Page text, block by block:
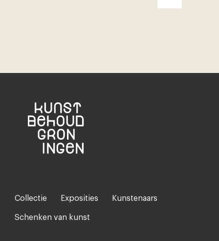
Footer-
menu
Collectie Exposities Kunstenaars
Schenken van kunst